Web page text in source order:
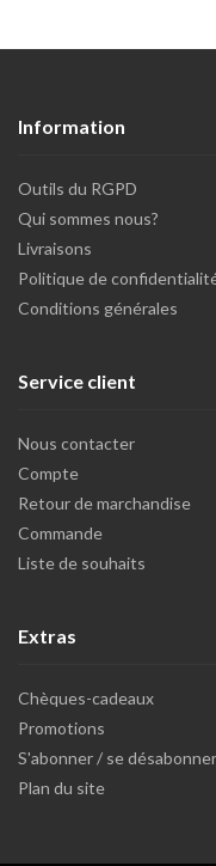
Information
Outils du RGPD
Qui sommes nous?
Livraisons
Politique de
Conditions générales
Service client
Nous contacter
Compte
Retour de marchandise
Commande
Liste de souhaits
Extras
Chèques-cadeaux
Promotions
S'abonner / se
Plan du site